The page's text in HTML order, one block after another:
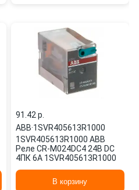
91.42 p.
ABB·1SVR405613R1000
1SVR405613R1000 ABB
Реле CR-M024DC4 24B DC
4ПК 6A 1SVR405613R1000
В корзину